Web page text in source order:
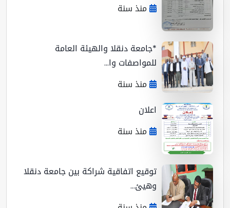
منذ سنة
*جامعة دنقلا والهيئة العامة
للمواصفات وا...
منذ سنة
اعلان
منذ سنة
توقيع اتفاقية شراكة بين جامعة دنقلا
وهيئ...